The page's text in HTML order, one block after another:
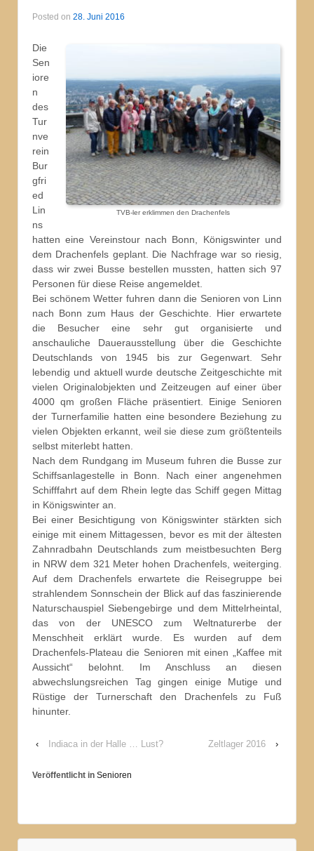
Posted on 28. Juni 2016
TVB-ler erklimmen den Drachenfels
Die
Sen
iore
n
des
Tur
nve
rein
Bur
gfri
ed
Lin
ns
hatten eine Vereinstour nach Bonn, Königswinter und
dem Drachenfels geplant. Die Nachfrage war so riesig,
dass wir zwei Busse bestellen mussten, hatten sich 97
Personen für diese Reise angemeldet.
Bei schönem Wetter fuhren dann die Senioren von Linn
nach Bonn zum Haus der Geschichte. Hier erwartete
die Besucher eine sehr gut organisierte und
anschauliche Dauerausstellung über die Geschichte
Deutschlands von 1945 bis zur Gegenwart. Sehr
lebendig und aktuell wurde deutsche Zeitgeschichte mit
vielen Originalobjekten und Zeitzeugen auf einer über
4000 qm großen Fläche präsentiert. Einige Senioren
der Turnerfamilie hatten eine besondere Beziehung zu
vielen Objekten erkannt, weil sie diese zum größtenteils
selbst miterlebt hatten.
Nach dem Rundgang im Museum fuhren die Busse zur
Schiffsanlagestelle in Bonn. Nach einer angenehmen
Schifffahrt auf dem Rhein legte das Schiff gegen Mittag
in Königswinter an.
Bei einer Besichtigung von Königswinter stärkten sich
einige mit einem Mittagessen, bevor es mit der ältesten
Zahnradbahn Deutschlands zum meistbesuchten Berg
in NRW dem 321 Meter hohen Drachenfels, weiterging.
Auf dem Drachenfels erwartete die Reisegruppe bei
strahlendem Sonnschein der Blick auf das faszinierende
Naturschauspiel Siebengebirge und dem Mittelrheintal,
das von der UNESCO zum Weltnaturerbe der
Menschheit erklärt wurde. Es wurden auf dem
Drachenfels-Plateau die Senioren mit einen „Kaffee mit
Aussicht“ belohnt. Im Anschluss an diesen
abwechslungsreichen Tag gingen einige Mutige und
Rüstige der Turnerschaft den Drachenfels zu Fuß
hinunter.
‹ Indiaca in der Halle … Lust? Zeltlager 2016 ›
Veröffentlicht in Senioren